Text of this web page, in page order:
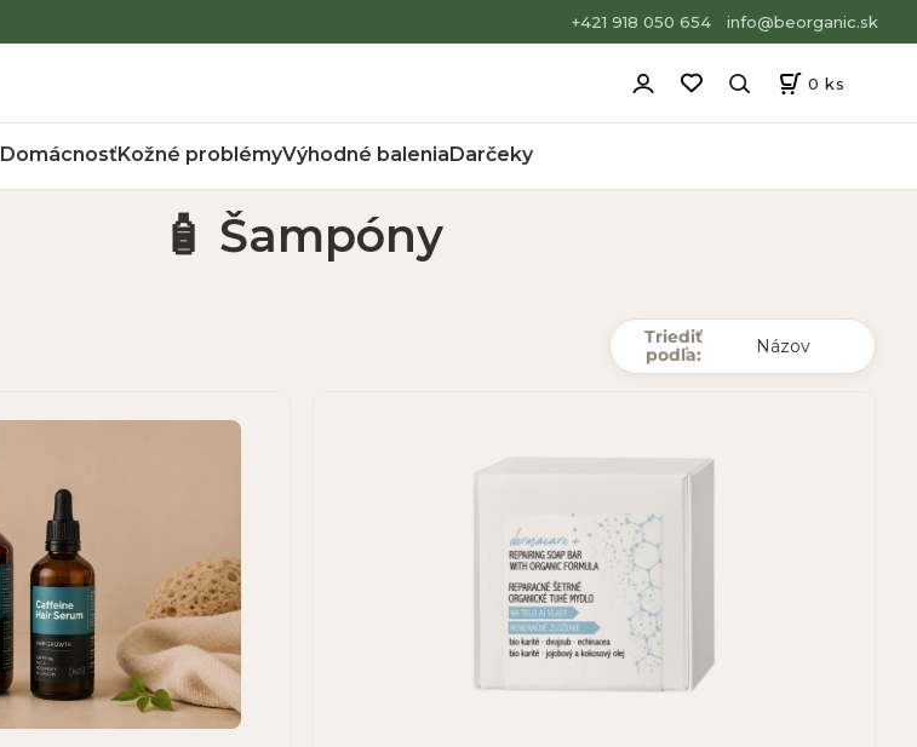
0 ks
+421 918 050 654 info@beorganic.sk
DomácnosťKožné problémyVýhodné baleniaDarčeky
🧴 Šampóny
Triediť
podľa: